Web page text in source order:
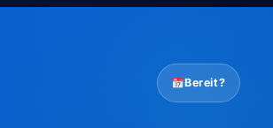
Bereit?